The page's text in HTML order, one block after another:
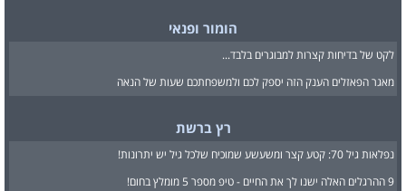
הומור ופנאי
לקט של בדיחות קצרות למבוגרים בלבד...
מאגר הפאזלים הענק הזה יספק לכם ולמשפחתכם שעות של הנאה
רץ ברשת
נפלאות גיל 70: קטע קצר ומשעשע שמוכיח שלכל גיל יש יתרונות!
9 ההרגלים האלה ישנו לך את החיים - טיפ מספר 5 מומלץ בחום!